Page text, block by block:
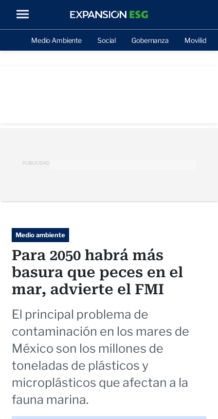
Medio Ambiente Social Gobernanza Movilidad
PUBLICIDAD
Medio ambiente
Para 2050 habrá más
basura que peces en el
mar, advierte el FMI
El principal problema de
contaminación en los mares de
México son los millones de
toneladas de plásticos y
microplásticos que afectan a la
fauna marina.